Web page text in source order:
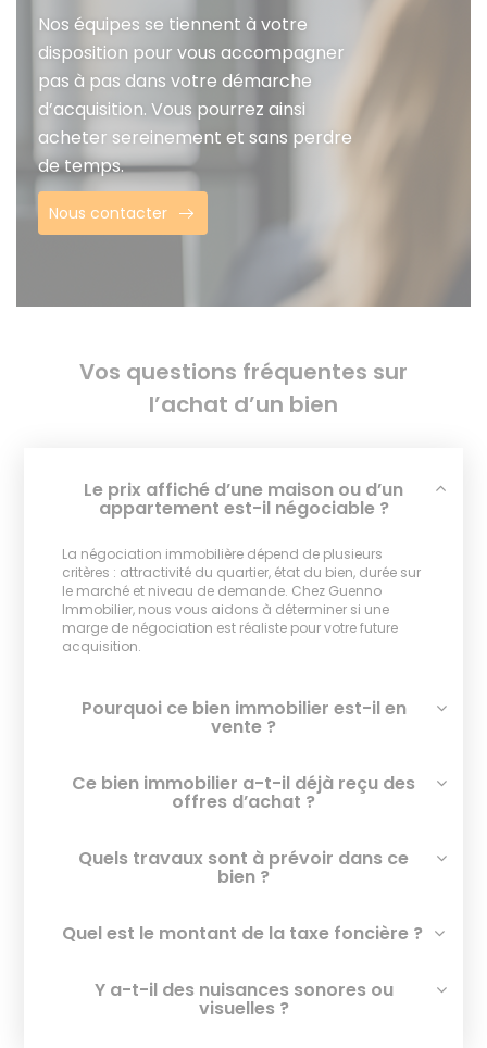
Nos équipes se tiennent à votre
disposition pour vous accompagner
pas à pas dans votre démarche
d’acquisition. Vous pourrez ainsi
acheter sereinement et sans perdre
de temps.
Nous contacter
Vos questions fréquentes sur
l’achat d’un bien
Le prix affiché d’une maison ou d’un
appartement est-il négociable ?
La négociation immobilière dépend de plusieurs
critères : attractivité du quartier, état du bien, durée sur
le marché et niveau de demande. Chez Guenno
Immobilier, nous vous aidons à déterminer si une
marge de négociation est réaliste pour votre future
acquisition.
Pourquoi ce bien immobilier est-il en
vente ?
Ce bien immobilier a-t-il déjà reçu des
offres d’achat ?
Quels travaux sont à prévoir dans ce
bien ?
Quel est le montant de la taxe foncière ?
Y a-t-il des nuisances sonores ou
visuelles ?